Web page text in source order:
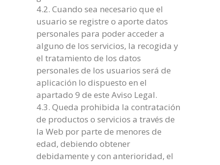
4.2. Cuando sea necesario que el
usuario se registre o aporte datos
personales para poder acceder a
alguno de los servicios, la recogida y
el tratamiento de los datos
personales de los usuarios será de
aplicación lo dispuesto en el
apartado 9 de este Aviso Legal.
4.3. Queda prohibida la contratación
de productos o servicios a través de
la Web por parte de menores de
edad, debiendo obtener
debidamente y con anterioridad, el